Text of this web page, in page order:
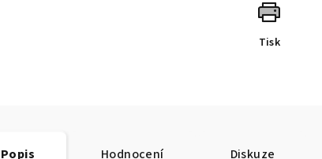
Tisk
Popis Hodnocení Diskuze